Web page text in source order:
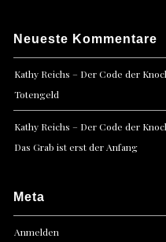
Neueste Kommentare
Kathy Reichs – Der Code der
Totengeld
Kathy Reichs – Der Code der
Das Grab ist erst der Anfang
Meta
Anmelden